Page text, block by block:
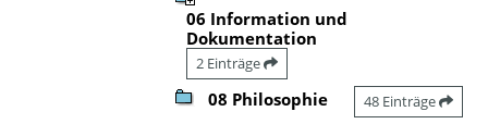
06 Information und
Dokumentation
2 Einträge
08 Philosophie 48 Einträge